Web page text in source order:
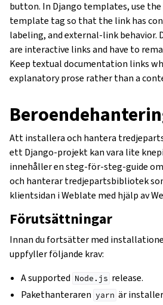
button. In Django templates, use the
template tag so that the link has
labeling, and external-link behavior.
are interactive links and have to
Keep textual documentation links
explanatory prose rather than a
Att installera och hantera
ett Django-projekt kan vara lite
innehåller en steg-för-steg-guide
och hanterar tredjepartsbibliotek
klientsidan i Weblate med hjälp av
Förutsättningar
Innan du fortsätter med
uppfyller följande krav:
A supported Node.js release.
Pakethanteraren yarn är